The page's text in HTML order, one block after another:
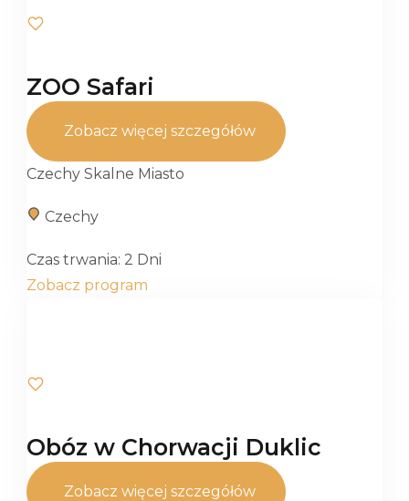
ZOO Safari
Zobacz więcej szczegółów
Czechy Skalne Miasto
Czechy
Czas trwania: 2 Dni
Zobacz program
Obóz w Chorwacji Duklic
Zobacz więcej szczegółów